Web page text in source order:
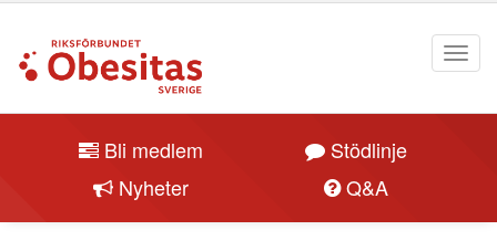
Bli medlem
Stödlinje
Nyheter
Q&A